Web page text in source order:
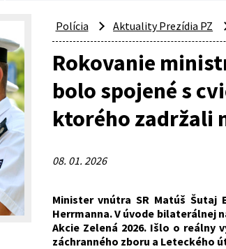
Polícia Aktuality Prezídia PZ
Rokovanie
bolo spojené s
ktorého zadržali
08. 01. 2026
Minister vnútra SR Matúš
Herrmanna. V úvode bilaterálnej
Akcie Zelená 2026. Išlo o reálny
záchranného zboru a Leteckého